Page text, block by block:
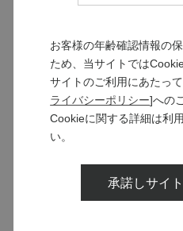
￥2,200
7件あ
お客様の年齢確認情報の
ため、当サイトでは
サイトのご利用にあたっ
ライバシーポリシー]への
Cookieに関する詳細は利
い。
承諾しサイ